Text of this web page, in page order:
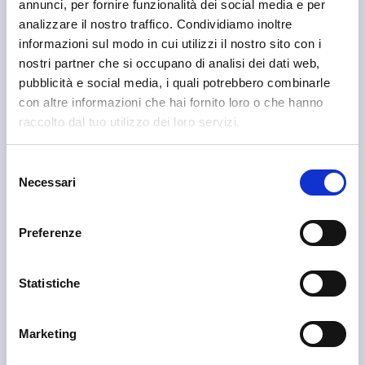
annunci, per fornire funzionalità dei social media e per
analizzare il nostro traffico. Condividiamo inoltre
informazioni sul modo in cui utilizzi il nostro sito con i
nostri partner che si occupano di analisi dei dati web,
pubblicità e social media, i quali potrebbero combinarle
con altre informazioni che hai fornito loro o che hanno
raccolto dal tuo utilizzo dei loro servizi.
delNecessari
Preferenze
Statistiche
Marketing
APT Sondalo